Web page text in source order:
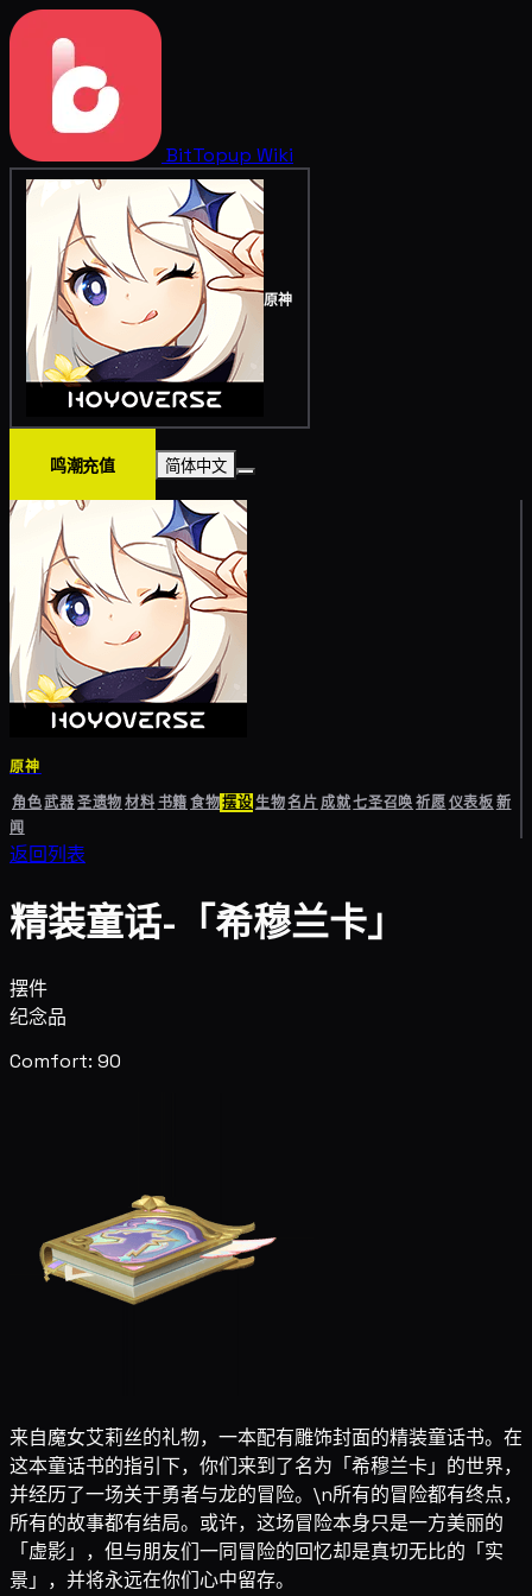
BitTopup Wiki
原神
鸣潮充值 简体中文
原神
角色武器圣遗物材料书籍食物摆设生物名片成就七圣召唤祈愿仪表板新
闻
返回列表
精装童话-「希穆兰卡」
摆件
纪念品
Comfort: 90
来自魔女艾莉丝的礼物，一本配有雕饰封面的精装童话书。在
这本童话书的指引下，你们来到了名为「希穆兰卡」的世界，
并经历了一场关于勇者与龙的冒险。\n所有的冒险都有终点，
所有的故事都有结局。或许，这场冒险本身只是一方美丽的
「虚影」，但与朋友们一同冒险的回忆却是真切无比的「实
景」，并将永远在你们心中留存。